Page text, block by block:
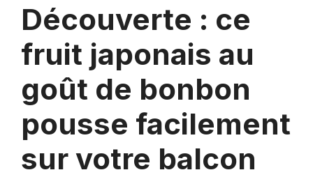
Découverte : ce
fruit japonais au
goût de bonbon
pousse facilement
sur votre balcon